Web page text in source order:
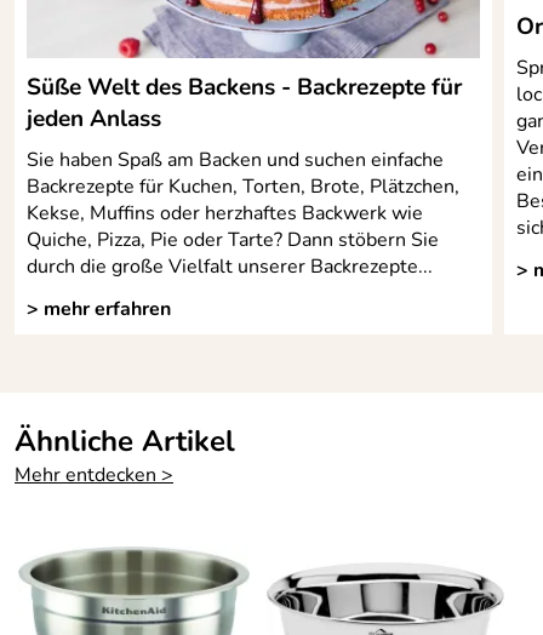
Süße Welt des Backens - Backrezepte für
jeden Anlass
Sie haben Spaß am Backen und suchen einfache
Backrezepte für Kuchen, Torten, Brote, Plätzchen,
Kekse, Muffins oder herzhaftes Backwerk wie
Quiche, Pizza, Pie oder Tarte? Dann stöbern Sie
durch die große Vielfalt unserer Backrezepte...
> mehr erfahren
>
Ähnliche Artikel
Mehr entdecken >